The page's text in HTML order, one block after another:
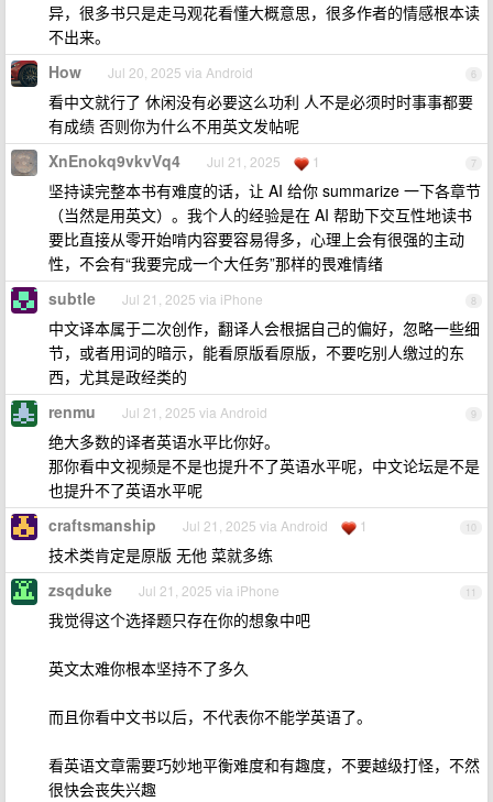
异，很多书只是走马观花看懂大概意思，很多作者的情感根本读
不出来。
6
How Jul 20, 2025 via Android
看中文就行了 休闲没有必要这么功利 人不是必须时时事事都要
有成绩 否则你为什么不用英文发帖呢
7
XnEnokq9vkvVq4 Jul 21, 2025 1
坚持读完整本书有难度的话，让 AI 给你 summarize 一下各章节
（当然是用英文）。我个人的经验是在 AI 帮助下交互性地读书
要比直接从零开始啃内容要容易得多，心理上会有很强的主动
性，不会有“我要完成一个大任务”那样的畏难情绪
8
subtle Jul 21, 2025 via iPhone
中文译本属于二次创作，翻译人会根据自己的偏好，忽略一些细
节，或者用词的暗示，能看原版看原版，不要吃别人缴过的东
西，尤其是政经类的
9
renmu Jul 21, 2025 via Android
绝大多数的译者英语水平比你好。
那你看中文视频是不是也提升不了英语水平呢，中文论坛是不是
也提升不了英语水平呢
10
craftsmanship Jul 21, 2025 via Android 1
技术类肯定是原版 无他 菜就多练
11
zsqduke Jul 21, 2025 via iPhone
我觉得这个选择题只存在你的想象中吧
英文太难你根本坚持不了多久
而且你看中文书以后，不代表你不能学英语了。
看英语文章需要巧妙地平衡难度和有趣度，不要越级打怪，不然
很快会丧失兴趣